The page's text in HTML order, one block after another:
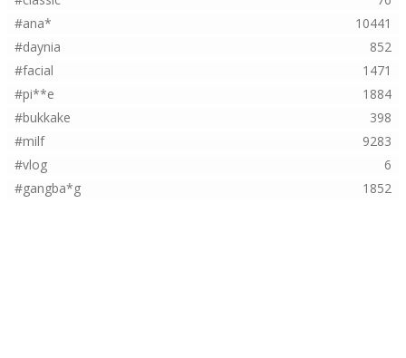
#ana*
10441
#daynia
852
#facial
1471
#pi**e
1884
#bukkake
398
#milf
9283
#vlog
6
#gangba*g
1852